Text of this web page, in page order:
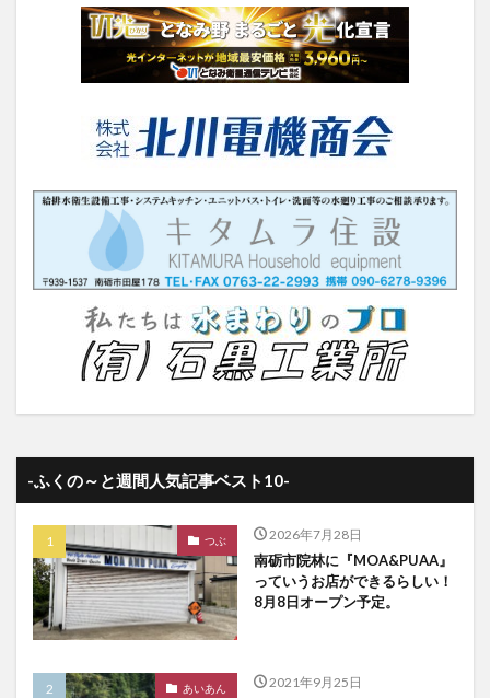
-ふくの～と週間人気記事ベスト10-
つぶ 2026年7月28日
南砺市院林に『MOA&PUAA』
っていうお店ができるらしい！
8月8日オープン予定。
あいあん 2021年9月25日